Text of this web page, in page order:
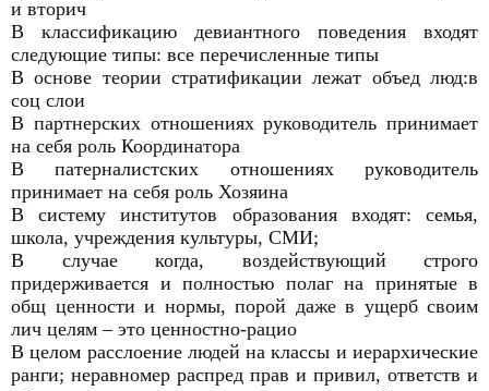
и вторич
В классификацию девиантного поведения входят
следующие типы: все перечисленные типы
В основе теории стратификации лежат объед люд:в
соц слои
В партнерских отношениях руководитель принимает
на себя роль Координатора
В патерналистских отношениях руководитель
принимает на себя роль Хозяина
В систему институтов образования входят: семья,
школа, учреждения культуры, СМИ;
В случае когда, воздействующий строго
придерживается и полностью полаг на принятые в
общ ценности и нормы, порой даже в ущерб своим
лич целям – это ценностно-рацио
В целом расслоение людей на классы и иерархические
ранги; неравномер распред прав и привил, ответств и